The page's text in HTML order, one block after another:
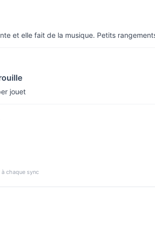
et elle fait de la musique. Petits
jouet
chaque sync